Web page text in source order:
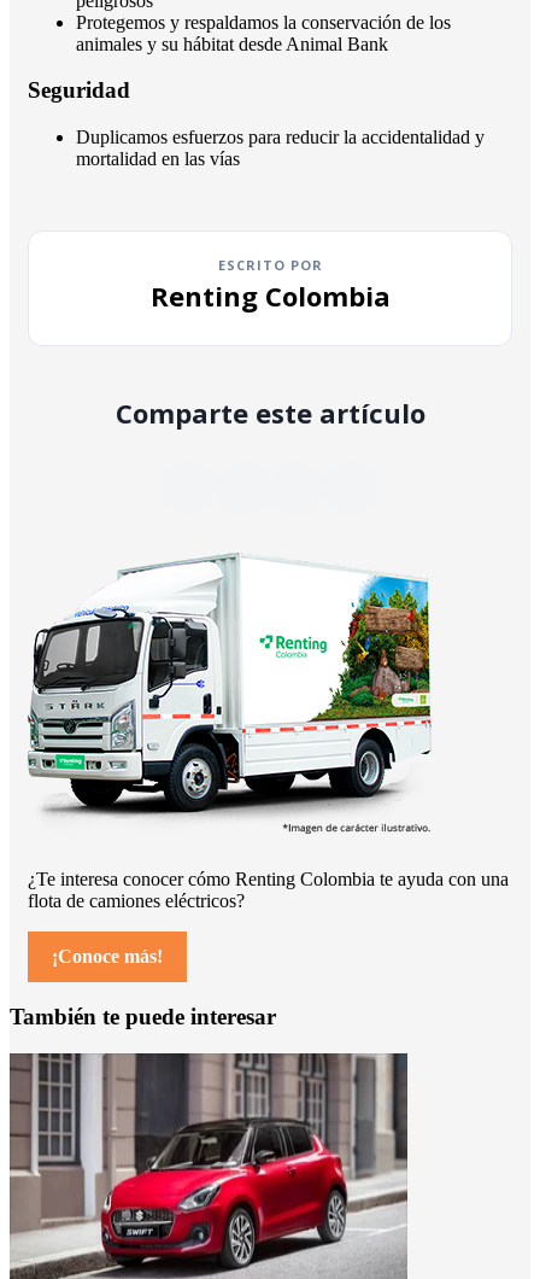
Protegemos y respaldamos la conservación de los
animales y su hábitat desde Animal Bank
Seguridad
Duplicamos esfuerzos para reducir la accidentalidad y
mortalidad en las vías
ESCRITO POR
Renting Colombia
Comparte este artículo
¿Te interesa conocer cómo Renting Colombia te ayuda con una
flota de camiones eléctricos?
¡Conoce más!
También te puede interesar